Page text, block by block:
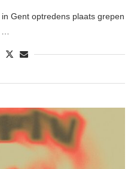
Gent optredens plaats grepen
…